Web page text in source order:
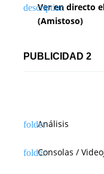
Ver en directo
(Amistoso)
PUBLICIDAD 2
Análisis
Consolas /